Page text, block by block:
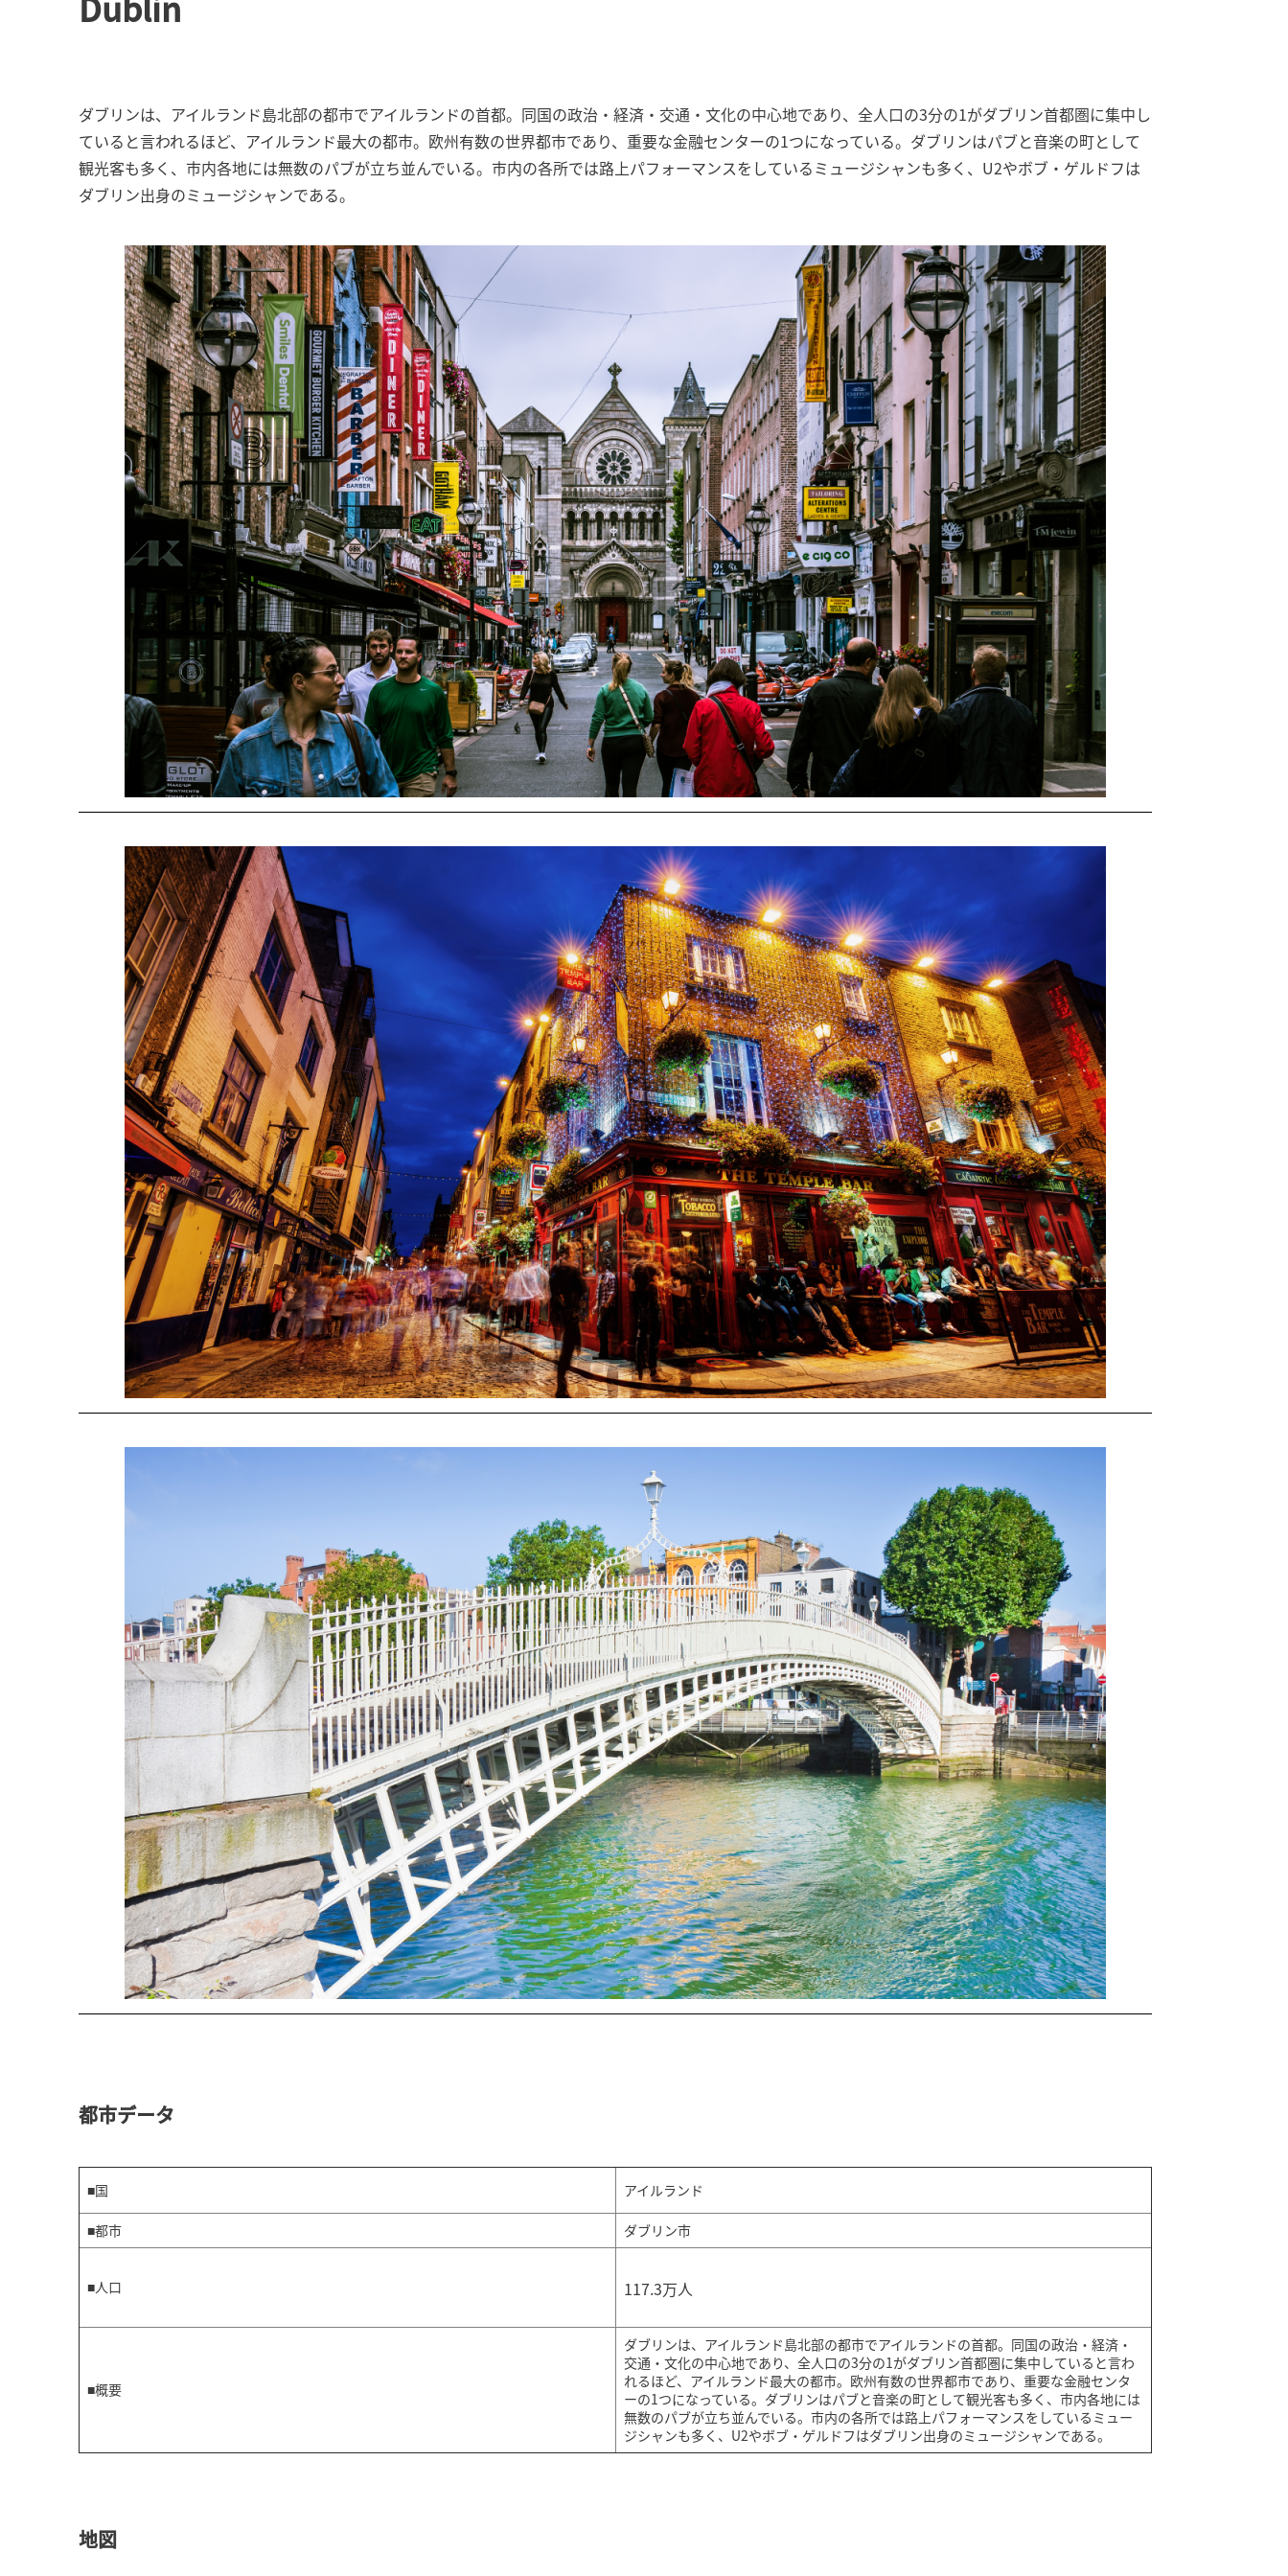
ダブリンは、アイルランド島北部の都市でアイルランドの首都。同国の政治・経済・交通・文化の中心地であり、全人口の3分の1がダブリン首都圏に集中し
ていると言われるほど、アイルランド最大の都市。欧州有数の世界都市であり、重要な金融センターの1つになっている。ダブリンはパブと音楽の町として
観光客も多く、市内各地には無数のパブが立ち並んでいる。市内の各所では路上パフォーマンスをしているミュージシャンも多く、U2やボブ・ゲルドフは
ダブリン出身のミュージシャンである。
都市データ
■国 アイルランド
■都市 ダブリン市
■人口 117.3万人
■概要
ダブリンは、アイルランド島北部の都市でアイルランドの首都。同国の政治・経済・
交通・文化の中心地であり、全人口の3分の1がダブリン首都圏に集中していると言わ
れるほど、アイルランド最大の都市。欧州有数の世界都市であり、重要な金融センタ
ーの1つになっている。ダブリンはパブと音楽の町として観光客も多く、市内各地には
無数のパブが立ち並んでいる。市内の各所では路上パフォーマンスをしているミュー
ジシャンも多く、U2やボブ・ゲルドフはダブリン出身のミュージシャンである。
地図